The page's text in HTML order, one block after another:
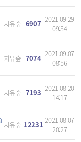
치유숲 6907 2021.09.29
09:34
치유숲 7074 2021.09.07
08:56
치유숲 7193 2021.08.20
14:17
치유숲 12231 2021.08.07
20:27